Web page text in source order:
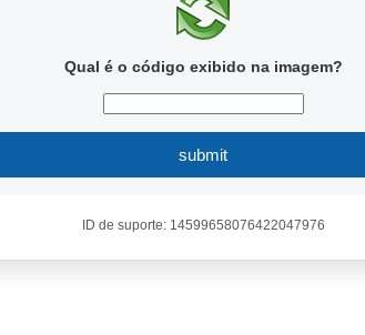
Qual é o código exibido na imagem?
submit
ID de suporte: 14599658076422047976